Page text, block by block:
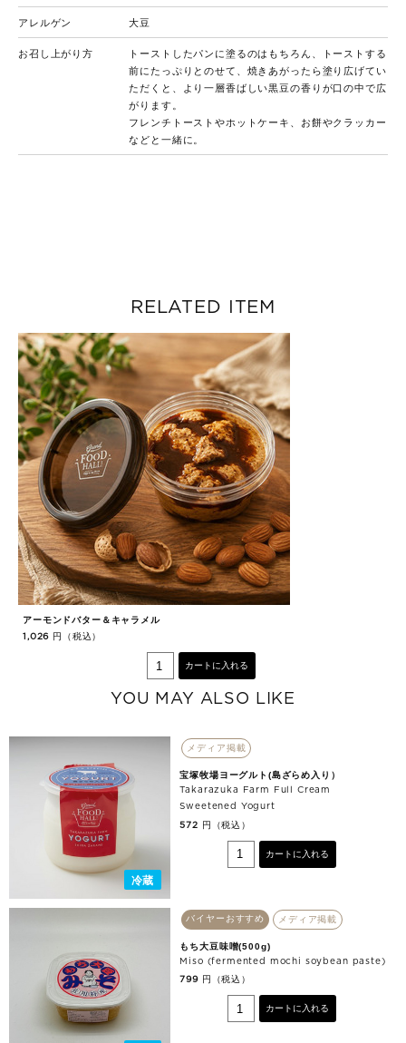
アレルゲン 大豆
お召し上がり方
トーストしたパンに塗るのはもちろん、トーストする
前にたっぷりとのせて、焼きあがったら塗り広げてい
ただくと、より一層香ばしい黒豆の香りが口の中で広
がります。
フレンチトーストやホットケーキ、お餅やクラッカー
などと一緒に。
RELATED ITEM
アーモンドバター＆キャラメル
1,026 円（税込）
カートに入れる
YOU MAY ALSO LIKE
冷蔵
メディア掲載
宝塚牧場ヨーグルト(島ざらめ入り）
Takarazuka Farm Full Cream
Sweetened Yogurt
572 円（税込）
カートに入れる
バイヤーおすすめ メディア掲載
もち大豆味噌(500g)
Miso (fermented mochi soybean paste)
799 円（税込）
カートに入れる